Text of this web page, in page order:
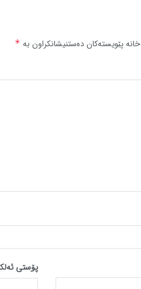
خانە پێویستەکان دەستنیشانکراون بە *
پۆستی